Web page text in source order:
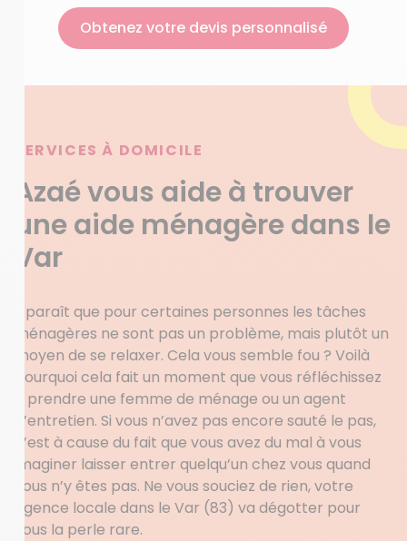
Obtenez votre devis personnalisé
SERVICES À DOMICILE
Azaé vous aide à trouver
une aide ménagère dans le
Var
Il paraît que pour certaines personnes les tâches
ménagères ne sont pas un problème, mais plutôt un
moyen de se relaxer. Cela vous semble fou ? Voilà
pourquoi cela fait un moment que vous réfléchissez
à prendre une femme de ménage ou un agent
d’entretien. Si vous n’avez pas encore sauté le pas,
c’est à cause du fait que vous avez du mal à vous
imaginer laisser entrer quelqu’un chez vous quand
vous n’y êtes pas. Ne vous souciez de rien, votre
agence locale dans le Var (83) va dégotter pour
vous la perle rare.